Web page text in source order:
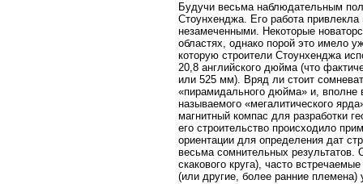
Будучи весьма наблюдательным
Стоунхенджа. Его работа
незамеченными. Некоторые
областях, однако порой это имело
которую строители Стоунхенджа
20,8 английского дюйма (что
или 525 мм). Вряд ли стоит
«пирамидального дюйма» и, вполне
называемого «мегалитического
магнитный компас для разработки
его строительство происходило
ориентации для определения дат
весьма сомнительных результатов.
скакового круга), часто
(или другие, более ранние племена)